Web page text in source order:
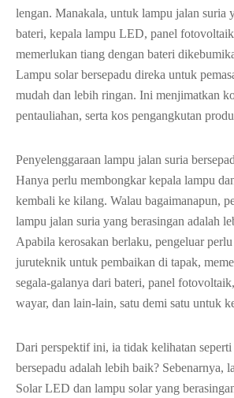
lengan. Manakala, untuk lampu jalan suria
bateri, kepala lampu LED, panel
memerlukan tiang dengan bateri
Lampu solar bersepadu direka untuk
mudah dan lebih ringan. Ini menjimatkan
pentauliahan, serta kos pengangkutan
Penyelenggaraan lampu jalan suria
Hanya perlu membongkar kepala lampu
kembali ke kilang. Walau bagaimanapun,
lampu jalan suria yang berasingan adalah
Apabila kerosakan berlaku, pengeluar
juruteknik untuk pembaikan di tapak,
segala-galanya dari bateri, panel
wayar, dan lain-lain, satu demi satu untuk
Dari perspektif ini, ia tidak kelihatan
bersepadu adalah lebih baik? Sebenarnya,
Solar LED dan lampu solar yang